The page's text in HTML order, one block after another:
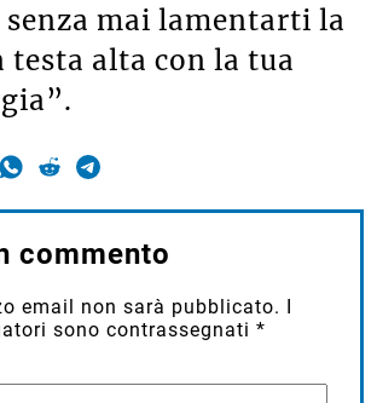
mai lamentarti la
alta con la tua
commento
email non sarà pubblicato. I
sono contrassegnati*